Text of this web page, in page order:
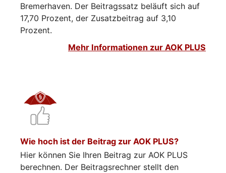
Bremerhaven. Der Beitragssatz beläuft sich auf
17,70 Prozent, der Zusatzbeitrag auf 3,10
Prozent.
Mehr Informationen zur AOK PLUS
Wie hoch ist der Beitrag zur AOK PLUS?
Hier können Sie Ihren Beitrag zur AOK PLUS
berechnen. Der Beitragsrechner stellt den